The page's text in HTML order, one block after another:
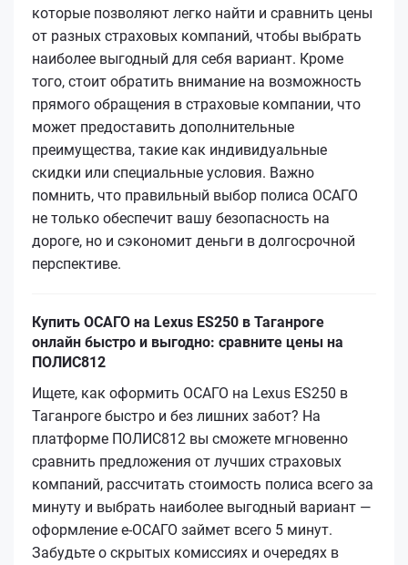
которые позволяют легко найти и сравнить цены
от разных страховых компаний, чтобы выбрать
наиболее выгодный для себя вариант. Кроме
того, стоит обратить внимание на возможность
прямого обращения в страховые компании, что
может предоставить дополнительные
преимущества, такие как индивидуальные
скидки или специальные условия. Важно
помнить, что правильный выбор полиса ОСАГО
не только обеспечит вашу безопасность на
дороге, но и сэкономит деньги в долгосрочной
перспективе.
Купить ОСАГО на Lexus ES250 в Таганроге
онлайн быстро и выгодно: сравните цены на
ПОЛИС812
Ищете, как оформить ОСАГО на Lexus ES250 в
Таганроге быстро и без лишних забот? На
платформе ПОЛИС812 вы сможете мгновенно
сравнить предложения от лучших страховых
компаний, рассчитать стоимость полиса всего за
минуту и выбрать наиболее выгодный вариант —
оформление е‑ОСАГО займет всего 5 минут.
Забудьте о скрытых комиссиях и очередях в